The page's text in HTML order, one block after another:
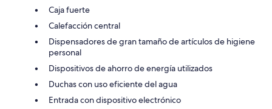
Caja fuerte
Calefacción central
Dispensadores de gran tamaño de artículos de higiene
personal
Dispositivos de ahorro de energía utilizados
Duchas con uso eficiente del agua
Entrada con dispositivo electrónico